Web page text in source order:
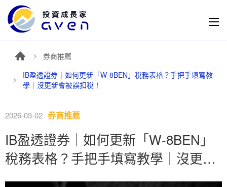
券商推薦
IB盈透證券｜如何更新「W-8BEN」稅務表格？手把手填寫教
學｜沒更新會被誤扣稅！
2026-03-02 券商推薦
IB盈透證券｜如何更新「W-8BEN」
稅務表格？手把手填寫教學｜沒更新
會被誤扣稅！